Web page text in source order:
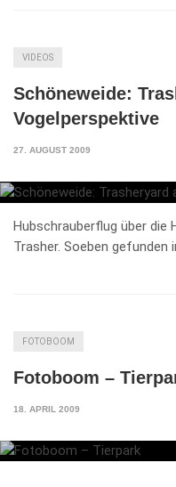
VIDEOS
Schöneweide:
Vogelperspektive
27. AUGUST 2009
Hubschrauberflug über die
Trasher. Soeben gefunden
FOTOBOOM
Fotoboom –
18. APRIL 2009